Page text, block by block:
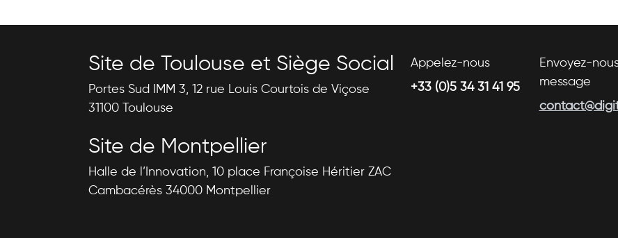
Site de Toulouse et Siège Social
Portes Sud IMM 3, 12 rue Louis Courtois de Viçose
31100 Toulouse
Site de Montpellier
Halle de l’Innovation, 10 place Françoise Héritier ZAC
Cambacérès 34000 Montpellier
Appelez-nous
+33 (0)5 34 31 41 95
Envoyez-
message